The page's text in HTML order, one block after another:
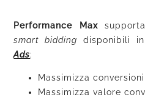
Performance Max
smart bidding disponibili
Ads:
Massimizza conversioni
Massimizza valore